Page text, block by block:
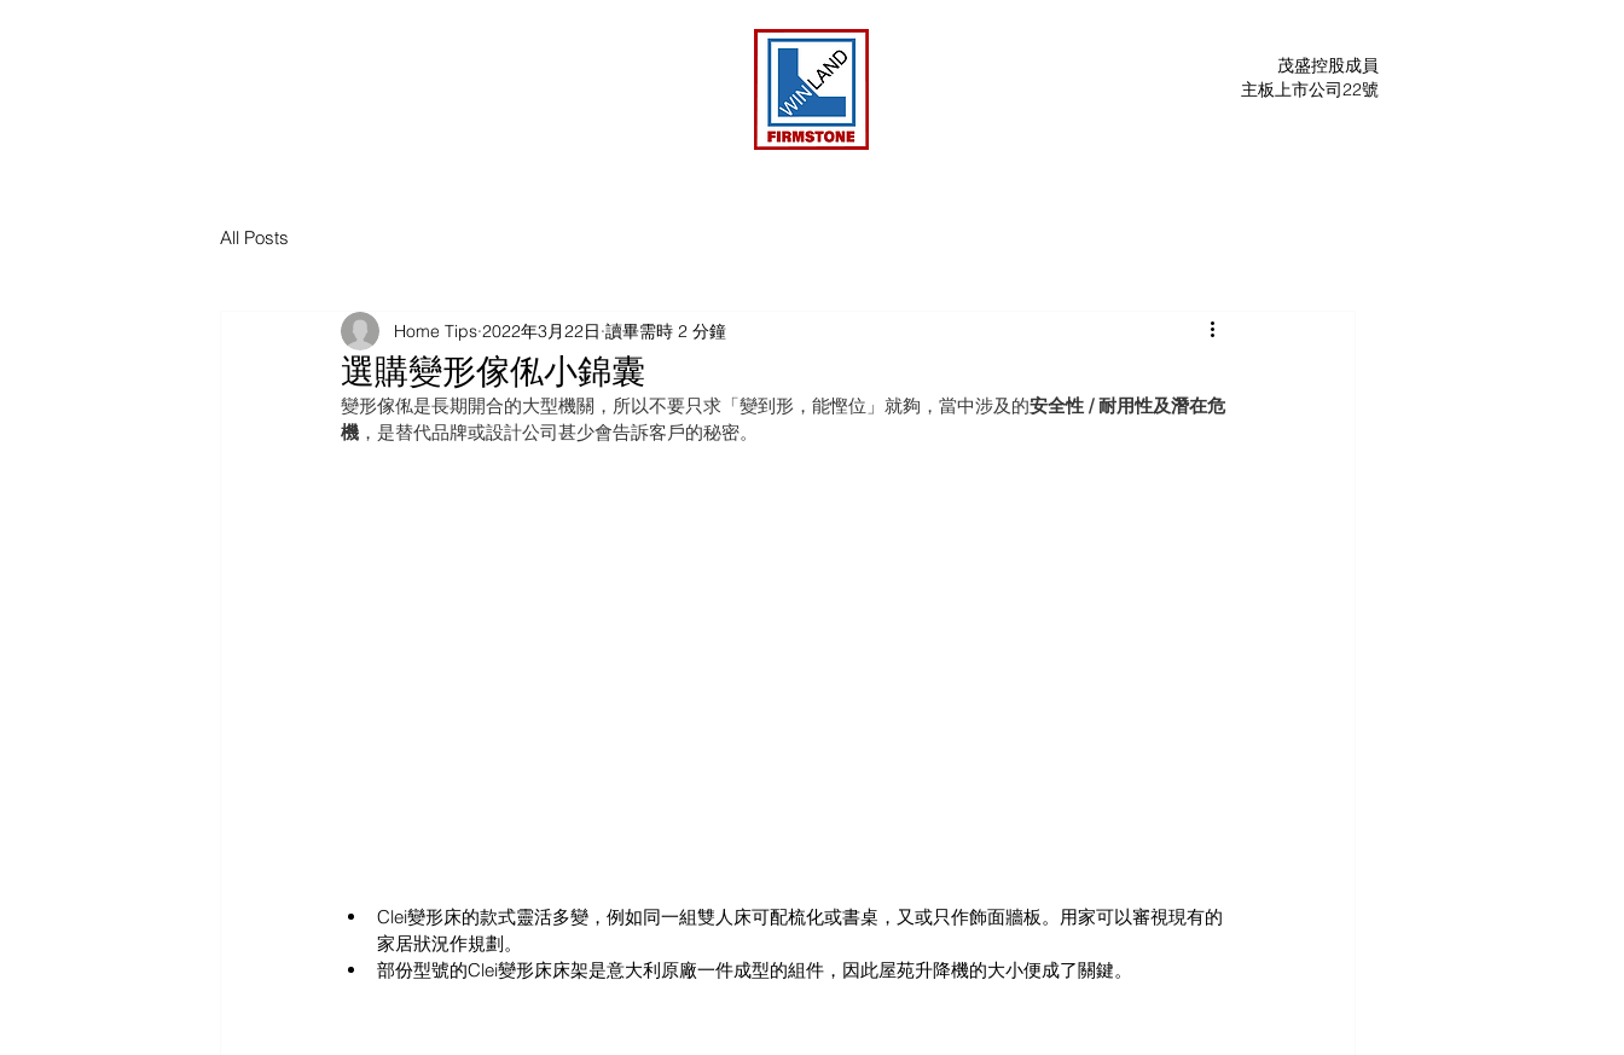
茂盛控股成員
主板上市公司22號
All Posts
選購變形傢俬小錦囊
Home Tips 2022年3月22日 讀畢需時 2 分鐘
變形傢俬是長期開合的大型機關，所以不要只求「變到形，能慳位」就夠，當中涉及的安全性 / 耐用性及潛在危
機 ，是替代品牌或設計公司甚少會告訴客戶的秘密。
Clei變形床的款式靈活多變，例如同一組雙人床可配梳化或書桌，又或只作飾面牆板。用家可以審視現有的
家居狀況作規劃。
部份型號的Clei變形床床架是意大利原廠一件成型的組件，因此屋苑升降機的大小便成了關鍵。